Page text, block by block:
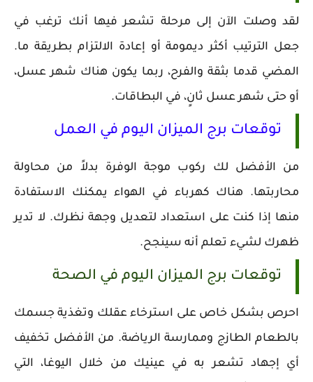
لقد وصلت الآن إلى مرحلة تشعر فيها أنك ترغب في
جعل الترتيب أكثر ديمومة أو إعادة الالتزام بطريقة ما.
المضي قدما بثقة والفرح، ربما يكون هناك شهر عسل،
أو حتى شهر عسل ثانٍ، في البطاقات.
توقعات برج الميزان اليوم في العمل
من الأفضل لك ركوب موجة الوفرة بدلاً من محاولة
محاربتها. هناك كهرباء في الهواء يمكنك الاستفادة
منها إذا كنت على استعداد لتعديل وجهة نظرك. لا تدير
ظهرك لشيء تعلم أنه سينجح.
توقعات برج الميزان اليوم في الصحة
احرص بشكل خاص على استرخاء عقلك وتغذية جسمك
بالطعام الطازج وممارسة الرياضة. من الأفضل تخفيف
أي إجهاد تشعر به في عينيك من خلال اليوغا، التي